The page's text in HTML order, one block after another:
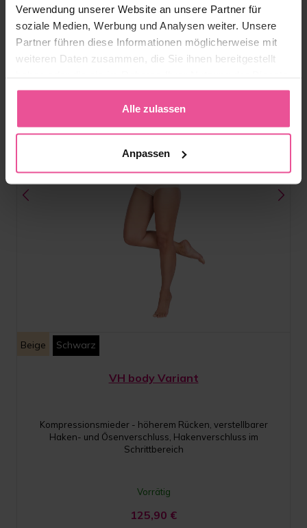
Verwendung unserer Website an unsere Partner für
soziale Medien, Werbung und Analysen weiter. Unsere
Partner führen diese Informationen möglicherweise mit
weiteren Daten zusammen, die Sie ihnen bereitgestellt
gesammelt haben.
Alle zulassen
Anpassen
99,90€
Beige Schwarz
VH body Variant
Kompressionsmieder - höherem Rücken, verstellbarer
Haken- und Ösenverschluss, Hakenverschluss im
Schrittbereich
Vorrätig
125,90 €